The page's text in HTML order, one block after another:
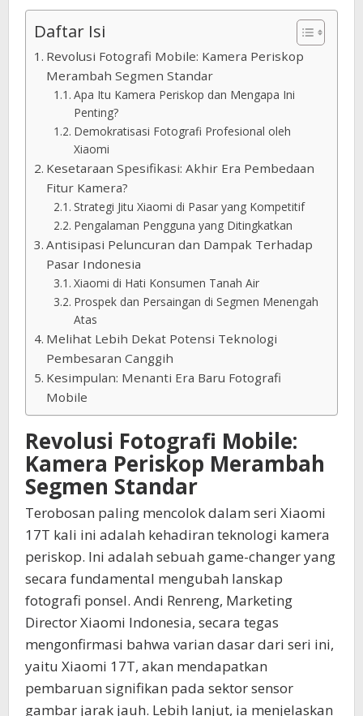
Daftar Isi
Revolusi Fotografi Mobile: Kamera Periskop
Merambah Segmen Standar
Apa Itu Kamera Periskop dan Mengapa Ini
Penting?
Demokratisasi Fotografi Profesional oleh
Xiaomi
Kesetaraan Spesifikasi: Akhir Era Pembedaan
Fitur Kamera?
Strategi Jitu Xiaomi di Pasar yang Kompetitif
Pengalaman Pengguna yang Ditingkatkan
Antisipasi Peluncuran dan Dampak Terhadap
Pasar Indonesia
Xiaomi di Hati Konsumen Tanah Air
Prospek dan Persaingan di Segmen Menengah
Atas
Melihat Lebih Dekat Potensi Teknologi
Pembesaran Canggih
Kesimpulan: Menanti Era Baru Fotografi
Mobile
Revolusi Fotografi Mobile:
Kamera Periskop Merambah
Segmen Standar
Terobosan paling mencolok dalam seri Xiaomi
17T kali ini adalah kehadiran teknologi kamera
periskop. Ini adalah sebuah game-changer yang
secara fundamental mengubah lanskap
fotografi ponsel. Andi Renreng, Marketing
Director Xiaomi Indonesia, secara tegas
mengonfirmasi bahwa varian dasar dari seri ini,
yaitu Xiaomi 17T, akan mendapatkan
pembaruan signifikan pada sektor sensor
gambar jarak jauh. Lebih lanjut, ia menjelaskan